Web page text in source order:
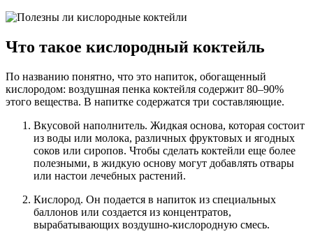
Что такое кислородный коктейль
По названию понятно, что это напиток, обогащенный
кислородом: воздушная пенка коктейля содержит 80–90%
этого вещества. В напитке содержатся три составляющие.
Вкусовой наполнитель. Жидкая основа, которая состоит
из воды или молока, различных фруктовых и ягодных
соков или сиропов. Чтобы сделать коктейли еще более
полезными, в жидкую основу могут добавлять отвары
или настои лечебных растений.
Кислород. Он подается в напиток из специальных
баллонов или создается из концентратов,
вырабатывающих воздушно-кислородную смесь.